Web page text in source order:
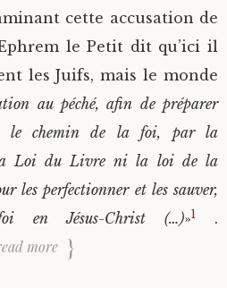
cette accusation de
le Petit dit qu’ici il
les Juifs, mais le monde
au péché, afin de préparer
le chemin de la foi, par la
la Loi du Livre ni la loi de la
les perfectionner et les sauver,
en Jésus-Christ (…)»1.
more